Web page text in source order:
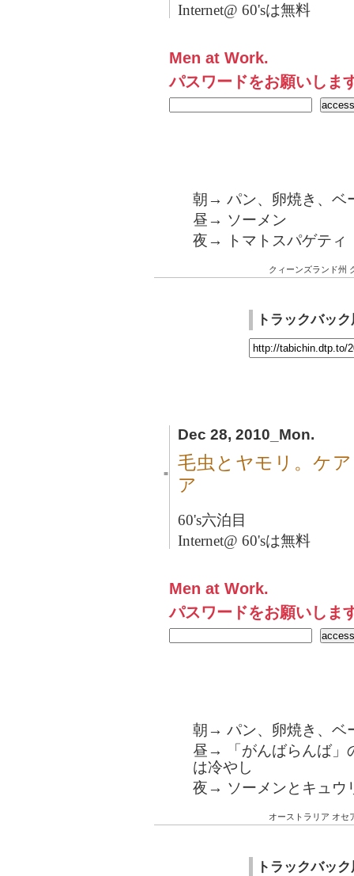
Internet@ 60'sは無料
Men at Work.
パスワードをお願いしま
朝→ パン、卵焼き、ベ
昼→ ソーメン
夜→ トマトスパゲティ
クィーンズランド州
トラックバッ
Dec 28, 2010_Mon.
■
毛虫とヤモリ。ケ
ア
60's六泊目
Internet@ 60'sは無料
Men at Work.
パスワードをお願いしま
朝→ パン、卵焼き、ベ
昼→ 「がんばらんば」
は冷やし
夜→ ソーメンとキュウ
オーストラリア オセ
トラックバッ